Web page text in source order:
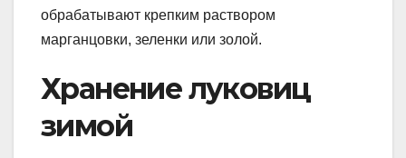
обрабатывают крепким раствором
марганцовки, зеленки или золой.
Хранение луковиц
зимой